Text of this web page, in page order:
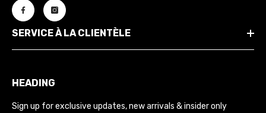
SERVICE À LA CLIENTÈLE
HEADING
Sign up for exclusive updates, new arrivals & insider only